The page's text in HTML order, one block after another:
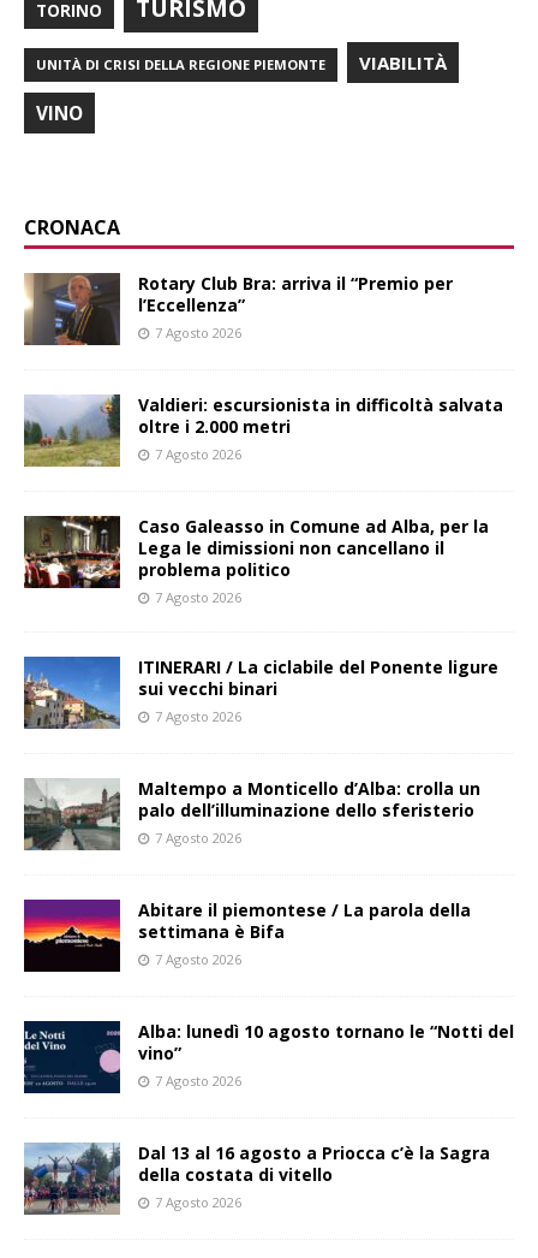
TORINO TURISMO
UNITÀ DI CRISI DELLA REGIONE PIEMONTE VIABILITÀ
VINO
CRONACA
Rotary Club Bra: arriva il “Premio per
l’Eccellenza”
7 Agosto 2026
Valdieri: escursionista in difficoltà salvata
oltre i 2.000 metri
7 Agosto 2026
Caso Galeasso in Comune ad Alba, per la
Lega le dimissioni non cancellano il
problema politico
7 Agosto 2026
ITINERARI / La ciclabile del Ponente ligure
sui vecchi binari
7 Agosto 2026
Maltempo a Monticello d’Alba: crolla un
palo dell’illuminazione dello sferisterio
7 Agosto 2026
Abitare il piemontese / La parola della
settimana è Bifa
7 Agosto 2026
Alba: lunedì 10 agosto tornano le “Notti del
vino”
7 Agosto 2026
Dal 13 al 16 agosto a Priocca c’è la Sagra
della costata di vitello
7 Agosto 2026